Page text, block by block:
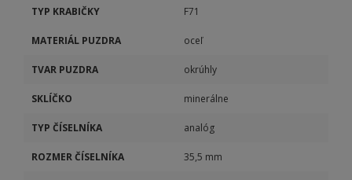
TYP KRABIČKY F71
MATERIÁL PUZDRA oceľ
TVAR PUZDRA okrúhly
SKLÍČKO minerálne
TYP ČÍSELNÍKA analóg
ROZMER ČÍSELNÍKA 35,5 mm